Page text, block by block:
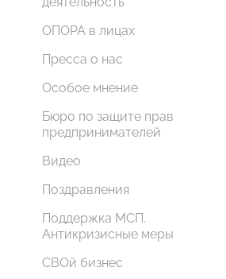
ОПОРА в лицах
Пресса о нас
Особое мнение
Бюро по защите прав
предпринимателей
Видео
Поздравления
Поддержка МСП.
Антикризисные меры
СВОй бизнес